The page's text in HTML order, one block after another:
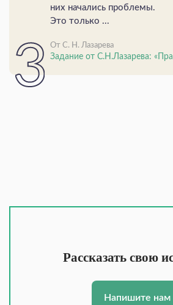
них начались проблемы.
Это только ...
От С. Н. Лазарева
Задание от С.Н.Лазарева:
Рассказать свою
Напишите нам